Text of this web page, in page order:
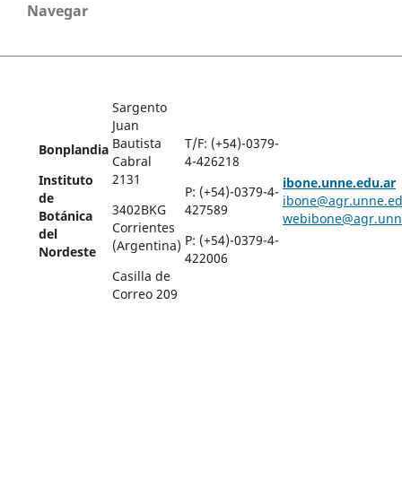
Navegar
Bonplandia
Instituto
de
Botánica
del
Nordeste
Sargento
Juan
Bautista
Cabral
2131
3402BKG
Corrientes
(Argentina)
Casilla de
Correo 209
T/F: (+54)-0379-
4-426218
P: (+54)-0379-4-
427589
P: (+54)-0379-4-
422006
ibone.unne.edu.ar